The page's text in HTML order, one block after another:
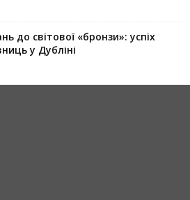
до світової «бронзи»: успіх
у Дубліні